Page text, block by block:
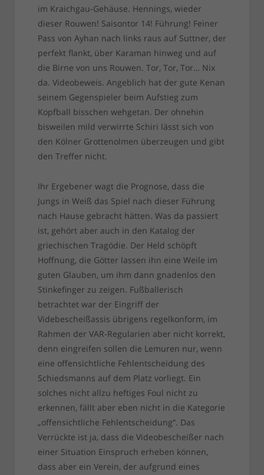
im Kraichgau-Gehäuse. Hennings, wieder
dieser Rouwen! Saisontor 14! Führung! Feiner
Pass von Ayhan nach links raus auf Suttner, der
perfekt flankt, über Karaman hinweg und auf
die Birne von uns Rouwen. Tor, Tor, Tor… Nix
da. Videobeweis. Angeblich hat der gute Kenan
seinem Gegenspieler beim Aufstieg zum
Kopfball bisschen wehgetan. Der ohnehin
bisweilen mild verwirrte Schiri lässt sich von
den Kölner Grottenolmen überzeugen und gibt
den Treffer nicht.
Ihr Ergebener wagt die Prognose, dass die
Jungs in Weiß das Spiel nach dieser Führung
nach Hause gebracht hätten. Was da passiert
ist, gehört aber auch in den Katalog der
griechischen Tragödie. Der Held schöpft
Hoffnung, die Götter lassen ihn eine Weile im
guten Glauben, um ihm dann gnadenlos den
Stinkefinger zu zeigen. Fußballerisch
betrachtet war der Eingriff der
Videbescheißassis übrigens regelkonform, im
Rahmen der VAR-Regularien aber nicht korrekt,
denn eingreifen sollen die Lemuren nur, wenn
eine offensichtliche Fehlentscheidung des
Schiedsmanns auf dem Platz vorliegt. Ein
solches nicht allzu heftiges Foul nicht zu
erkennen, fällt aber eben nicht in die Kategorie
„offensichtliche Fehlentscheidung“. Das
Verrückte ist ja, dass die Videobescheißer nach
einer Situation Einspruch erheben können,
dass aber ein Verein, der aufgrund eines